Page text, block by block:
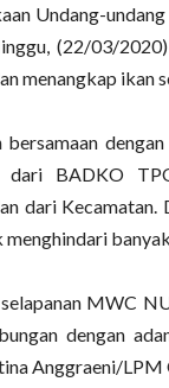
Undang-
(22/03/
menangkap ikan
BADKO
dari Kecamatan.
MWC
dengan
Anggraeni/LPM